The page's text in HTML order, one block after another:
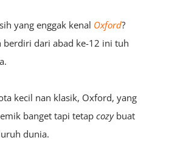
yang enggak kenal Oxford?
berdiri dari abad ke-12 ini tuh
kecil nan klasik, Oxford, yang
banget tapi tetap cozybuat
dunia.